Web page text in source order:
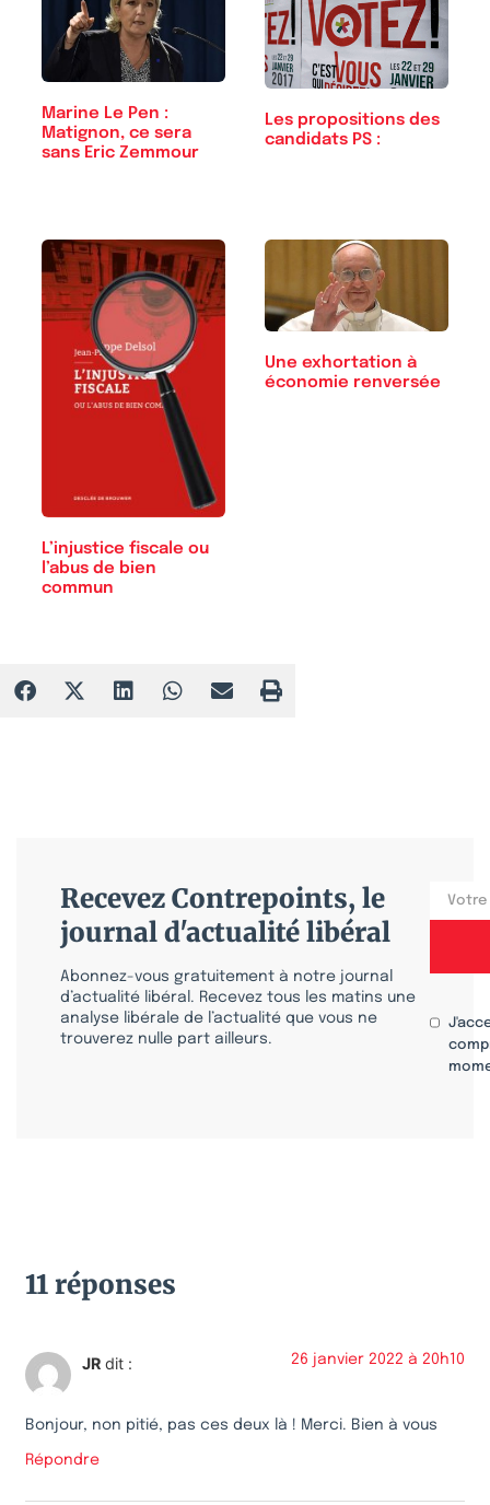
Marine Le Pen :
Matignon, ce sera
sans Eric Zemmour
Les propositions des
candidats PS :
L’injustice fiscale ou
l’abus de bien
commun
Une exhortation à
économie renversée
Recevez Contrepoints, le
journal d'actualité libéral
Abonnez-vous gratuitement à notre journal
d’actualité libéral. Recevez tous les matins une
analyse libérale de l’actualité que vous ne
trouverez nulle part ailleurs.
11 réponses
JR dit : 26 janvier 2022 à 20h10
Bonjour, non pitié, pas ces deux là ! Merci. Bien à vous
Répondre